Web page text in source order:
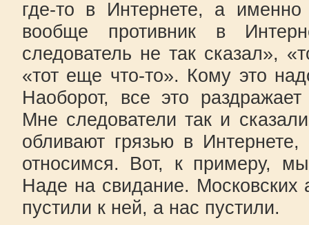
где-то в Интернете, а
вообще противник в
следователь не так сказал»,
«тот еще что-то». Кому это
Наоборот, все это раздражает
Мне следователи так и
обливают грязью в
относимся. Вот, к примеру,
Наде на свидание. Московских
пустили к ней, а нас пустили.